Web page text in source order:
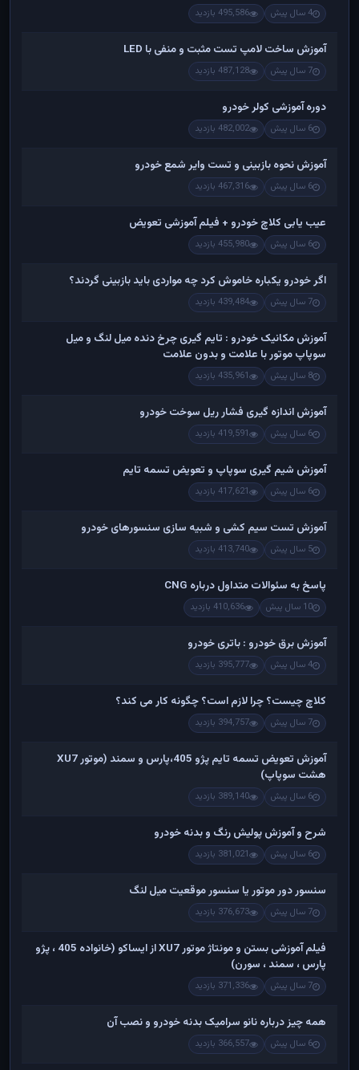
4 سال پیش 495,586 بازدید
آموزش ساخت لامپ تست مثبت و منفی با LED
7 سال پیش 487,128 بازدید
دوره آموزشی کولر خودرو
6 سال پیش 482,002 بازدید
آموزش نحوه بازبینی و تست وایر شمع خودرو
6 سال پیش 467,316 بازدید
عیب یابی کلاچ خودرو + فیلم آموزشی تعویض
6 سال پیش 455,980 بازدید
اگر خودرو یکباره خاموش کرد چه مواردی باید بازبینی گردند؟
7 سال پیش 439,484 بازدید
آموزش مکانیک خودرو : تایم گیری چرخ دنده میل لنگ و میل
سوپاپ موتور با علامت و بدون علامت
8 سال پیش 435,961 بازدید
آموزش اندازه گیری فشار ریل سوخت خودرو
6 سال پیش 419,591 بازدید
آموزش شیم گیری سوپاپ و تعویض تسمه تایم
6 سال پیش 417,621 بازدید
آموزش تست سیم کشی و شبیه سازی سنسورهای خودرو
5 سال پیش 413,740 بازدید
پاسخ به سئوالات متداول درباره CNG
10 سال پیش 410,636 بازدید
آموزش برق خودرو : باتری خودرو
4 سال پیش 395,777 بازدید
کلاچ چیست؟ چرا لازم است؟ چگونه کار می کند؟
7 سال پیش 394,757 بازدید
آموزش تعویض تسمه تایم پژو 405،پارس و سمند (موتور XU7
هشت سوپاپ)
6 سال پیش 389,140 بازدید
شرح و آموزش پولیش رنگ و بدنه خودرو
6 سال پیش 381,021 بازدید
سنسور دور موتور یا سنسور موقعیت میل لنگ
7 سال پیش 376,673 بازدید
فیلم آموزشی بستن و مونتاژ موتور XU7 از ایساکو (خانواده 405 ، پژو
پارس ، سمند ، سورن)
7 سال پیش 371,336 بازدید
همه چیز درباره نانو سرامیک بدنه خودرو و نصب آن
6 سال پیش 366,557 بازدید